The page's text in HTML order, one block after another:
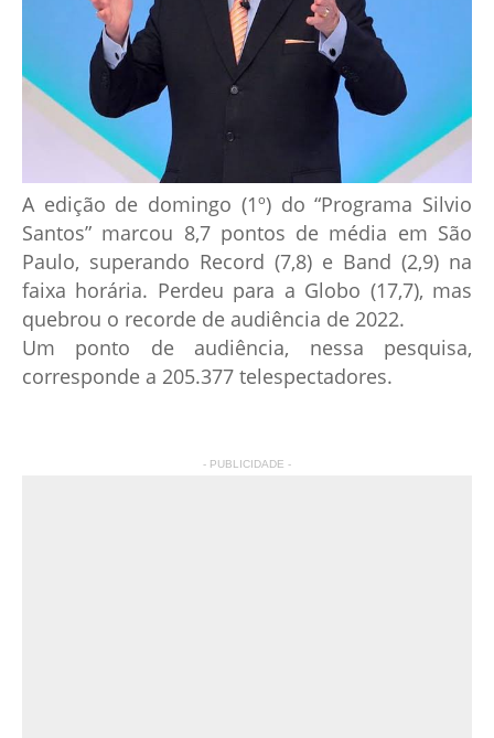
A edição de domingo (1º) do “Programa Silvio
Santos” marcou 8,7 pontos de média em São
Paulo, superando Record (7,8) e Band (2,9) na
faixa horária. Perdeu para a Globo (17,7), mas
quebrou o recorde de audiência de 2022.
Um ponto de audiência, nessa pesquisa,
corresponde a 205.377 telespectadores.
- PUBLICIDADE -